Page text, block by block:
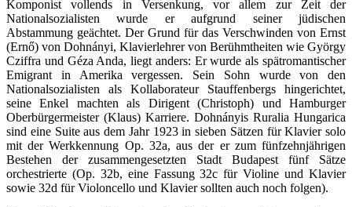
Komponist vollends in Versenkung, vor allem zur Zeit der
Nationalsozialisten wurde er aufgrund seiner jüdischen
Abstammung geächtet. Der Grund für das Verschwinden von Ernst
(Ernő) von Dohnányi, Klavierlehrer von Berühmtheiten wie György
Cziffra und Géza Anda, liegt anders: Er wurde als spätromantischer
Emigrant in Amerika vergessen. Sein Sohn wurde von den
Nationalsozialisten als Kollaborateur Stauffenbergs hingerichtet,
seine Enkel machten als Dirigent (Christoph) und Hamburger
Oberbürgermeister (Klaus) Karriere. Dohnányis Ruralia Hungarica
sind eine Suite aus dem Jahr 1923 in sieben Sätzen für Klavier solo
mit der Werkkennung Op. 32a, aus der er zum fünfzehnjährigen
Bestehen der zusammengesetzten Stadt Budapest fünf Sätze
orchestrierte (Op. 32b, eine Fassung 32c für Violine und Klavier
sowie 32d für Violoncello und Klavier sollten auch noch folgen).